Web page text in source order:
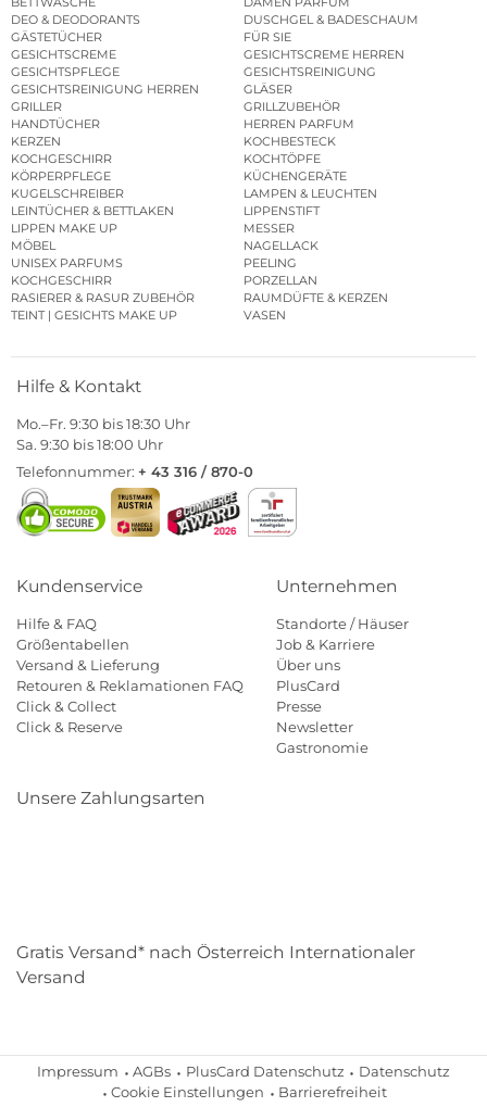
DEO & DEODORANTS
DUSCHGEL & BADESCHAUM
GÄSTETÜCHER
FÜR SIE
GESICHTSCREME
GESICHTSCREME HERREN
GESICHTSPFLEGE
GESICHTSREINIGUNG
GESICHTSREINIGUNG HERREN
GLÄSER
GRILLER
GRILLZUBEHÖR
HANDTÜCHER
HERREN PARFUM
KERZEN
KOCHBESTECK
KOCHGESCHIRR
KOCHTÖPFE
KÖRPERPFLEGE
KÜCHENGERÄTE
KUGELSCHREIBER
LAMPEN & LEUCHTEN
LEINTÜCHER & BETTLAKEN
LIPPENSTIFT
LIPPEN MAKE UP
MESSER
MÖBEL
NAGELLACK
UNISEX PARFUMS
PEELING
KOCHGESCHIRR
PORZELLAN
RASIERER & RASUR ZUBEHÖR
RAUMDÜFTE & KERZEN
TEINT | GESICHTS MAKE UP
VASEN
Hilfe & Kontakt
Mo.–Fr. 9:30 bis 18:30 Uhr
Sa. 9:30 bis 18:00 Uhr
Telefonnummer: + 43 316 / 870-0
Kundenservice
Hilfe & FAQ
Größentabellen
Versand & Lieferung
Retouren & Reklamationen FAQ
Click & Collect
Click & Reserve
Unternehmen
Standorte / Häuser
Job & Karriere
Über uns
PlusCard
Presse
Newsletter
Gastronomie
Unsere Zahlungsarten
Gratis Versand* nach Österreich Internationaler
Versand
Impressum AGBs PlusCard Datenschutz
Datenschutz
Cookie Einstellungen
Barrierefreiheit